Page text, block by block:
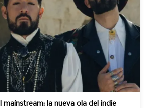
mainstream: la nueva ola del indie